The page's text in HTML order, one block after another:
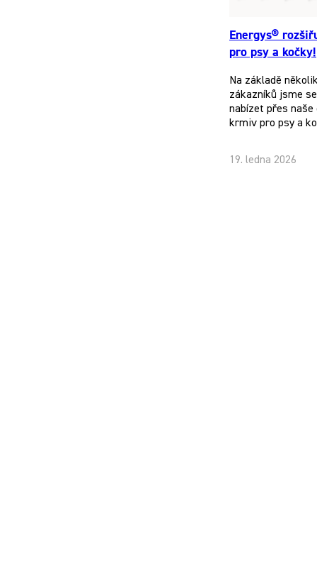
Energys®
pro psy a kočky!
Na základě
zákazníků jsme
nabízet přes
krmiv pro psy a
19. ledna 2026